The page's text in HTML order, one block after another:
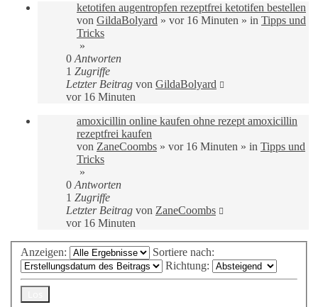
ketotifen augentropfen rezeptfrei ketotifen bestellen
von GildaBolyard » vor 16 Minuten » in Tipps und
Tricks
»
0 Antworten
1 Zugriffe
Letzter Beitrag von GildaBolyard
vor 16 Minuten
amoxicillin online kaufen ohne rezept amoxicillin
rezeptfrei kaufen
von ZaneCoombs » vor 16 Minuten » in Tipps und
Tricks
»
0 Antworten
1 Zugriffe
Letzter Beitrag von ZaneCoombs
vor 16 Minuten
Anzeigen:
Sortiere nach:
Richtung: